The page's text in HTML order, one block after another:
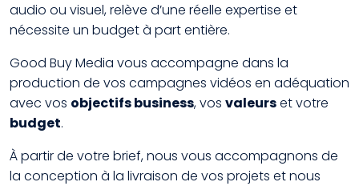
audio ou visuel, relève d’une réelle expertise et
nécessite un budget à part entière.
Good Buy Media vous accompagne dans la
production de vos campagnes vidéos en adéquation
avec vos objectifs business, vos valeurset votre
budget.
À partir de votre brief, nous vous accompagnons de
la conception à la livraison de vos projets et nous